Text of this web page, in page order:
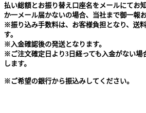
払い総額とお振り替え口座名をメールにてお
か一メール届かないの場合、当社まで御一報お
※振り込み手数料は、お客様負担となり、送
す。
※ 入金確認後の発送となります。
※ ご注文確定日より3日経っても入金がない場
します。
※ ご希望の銀行から振込みしてください。